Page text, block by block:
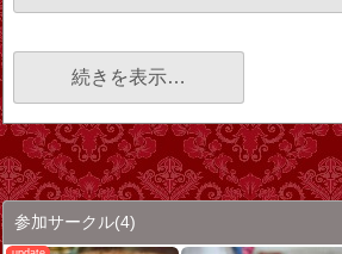
続きを表示…
参加サークル(4)